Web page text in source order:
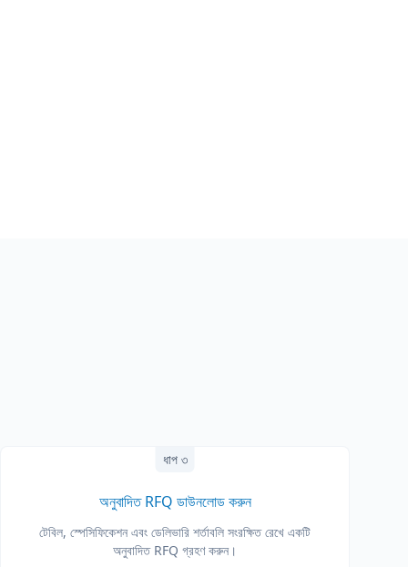
ধাপ ৩
অনুবাদিত RFQ ডাউনলোড করুন
টেবিল, স্পেসিফিকেশন এবং ডেলিভারি শর্তাবলি সংরক্ষিত রেখে একটি
অনুবাদিত RFQ গ্রহণ করুন।